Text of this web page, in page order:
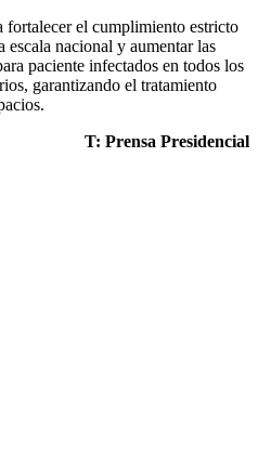
fortalecer el cumplimiento estricto
escala nacional y aumentar las
paciente infectados en todos los
garantizando el tratamiento
T: Prensa Presidencial